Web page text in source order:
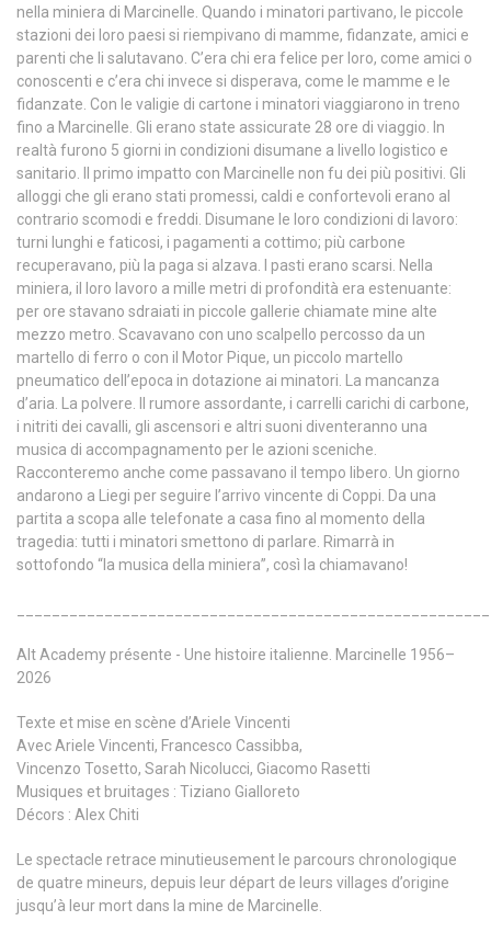
nella miniera di Marcinelle. Quando i minatori partivano, le piccole
stazioni dei loro paesi si riempivano di mamme, fidanzate, amici e
parenti che li salutavano. C’era chi era felice per loro, come amici o
conoscenti e c’era chi invece si disperava, come le mamme e le
fidanzate. Con le valigie di cartone i minatori viaggiarono in treno
fino a Marcinelle. Gli erano state assicurate 28 ore di viaggio. In
realtà furono 5 giorni in condizioni disumane a livello logistico e
sanitario. Il primo impatto con Marcinelle non fu dei più positivi. Gli
alloggi che gli erano stati promessi, caldi e confortevoli erano al
contrario scomodi e freddi. Disumane le loro condizioni di lavoro:
turni lunghi e faticosi, i pagamenti a cottimo; più carbone
recuperavano, più la paga si alzava. I pasti erano scarsi. Nella
miniera, il loro lavoro a mille metri di profondità era estenuante:
per ore stavano sdraiati in piccole gallerie chiamate mine alte
mezzo metro. Scavavano con uno scalpello percosso da un
martello di ferro o con il Motor Pique, un piccolo martello
pneumatico dell’epoca in dotazione ai minatori. La mancanza
d’aria. La polvere. Il rumore assordante, i carrelli carichi di carbone,
i nitriti dei cavalli, gli ascensori e altri suoni diventeranno una
musica di accompagnamento per le azioni sceniche.
Racconteremo anche come passavano il tempo libero. Un giorno
andarono a Liegi per seguire l’arrivo vincente di Coppi. Da una
partita a scopa alle telefonate a casa fino al momento della
tragedia: tutti i minatori smettono di parlare. Rimarrà in
sottofondo “la musica della miniera”, così la chiamavano!
Alt Academy présente - Une histoire italienne. Marcinelle 1956–
2026
Texte et mise en scène d’Ariele Vincenti
Avec Ariele Vincenti, Francesco Cassibba,
Vincenzo Tosetto, Sarah Nicolucci, Giacomo Rasetti
Musiques et bruitages : Tiziano Gialloreto
Décors : Alex Chiti
Le spectacle retrace minutieusement le parcours chronologique
de quatre mineurs, depuis leur départ de leurs villages d’origine
jusqu’à leur mort dans la mine de Marcinelle